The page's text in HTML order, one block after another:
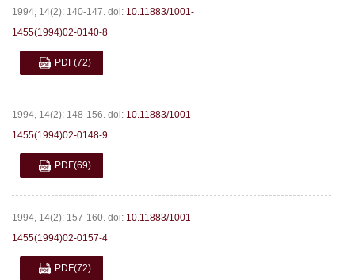
1994, 14(2): 140-147. doi: 10.11883/1001-
1455(1994)02-0140-8
PDF(72)
1994, 14(2): 148-156. doi: 10.11883/1001-
1455(1994)02-0148-9
PDF(69)
1994, 14(2): 157-160. doi: 10.11883/1001-
1455(1994)02-0157-4
PDF(72)